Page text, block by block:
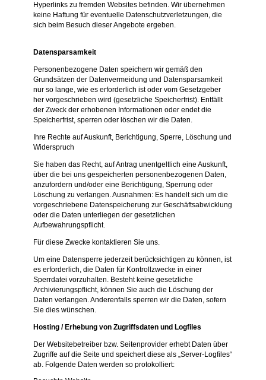
Hyperlinks zu fremden Websites befinden. Wir übernehmen
keine Haftung für eventuelle Datenschutzverletzungen, die
sich beim Besuch dieser Angebote ergeben.
Datensparsamkeit
Personenbezogene Daten speichern wir gemäß den
Grundsätzen der Datenvermeidung und Datensparsamkeit
nur so lange, wie es erforderlich ist oder vom Gesetzgeber
her vorgeschrieben wird (gesetzliche Speicherfrist). Entfällt
der Zweck der erhobenen Informationen oder endet die
Speicherfrist, sperren oder löschen wir die Daten.
Ihre Rechte auf Auskunft, Berichtigung, Sperre, Löschung und
Widerspruch
Sie haben das Recht, auf Antrag unentgeltlich eine Auskunft,
über die bei uns gespeicherten personenbezogenen Daten,
anzufordern und/oder eine Berichtigung, Sperrung oder
Löschung zu verlangen. Ausnahmen: Es handelt sich um die
vorgeschriebene Datenspeicherung zur Geschäftsabwicklung
oder die Daten unterliegen der gesetzlichen
Aufbewahrungspflicht.
Für diese Zwecke kontaktieren Sie uns.
Um eine Datensperre jederzeit berücksichtigen zu können, ist
es erforderlich, die Daten für Kontrollzwecke in einer
Sperrdatei vorzuhalten. Besteht keine gesetzliche
Archivierungspflicht, können Sie auch die Löschung der
Daten verlangen. Anderenfalls sperren wir die Daten, sofern
Sie dies wünschen.
Hosting / Erhebung von Zugriffsdaten und Logfiles
Der Websitebetreiber bzw. Seitenprovider erhebt Daten über
Zugriffe auf die Seite und speichert diese als „Server-Logfiles“
ab. Folgende Daten werden so protokolliert: